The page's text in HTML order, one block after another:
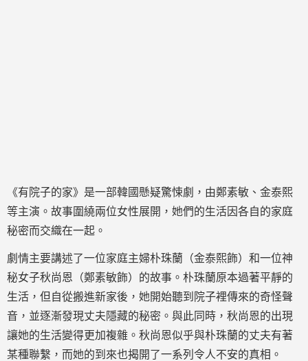
《有院子的家》是一部韓國懸疑驚悚劇，由鄭素敏、金泰熙
等主演。故事圍繞兩位女性展開，她們的生活因各自的家庭
秘密而交織在一起。
劇情主要講述了一位家庭主婦朴珠蘭（金泰熙飾）和一位神
秘女子秋尚恩（鄭素敏飾）的故事。朴珠蘭原本過著平靜的
生活，但自從搬進新家後，她開始聽到院子裡傳來的奇怪聲
音，並逐漸發現丈夫隱藏的秘密。與此同時，秋尚恩的出現
讓她的生活變得更加複雜。秋尚恩似乎與朴珠蘭的丈夫有著
某種聯繫，而她的到來也揭開了一系列令人不安的真相。